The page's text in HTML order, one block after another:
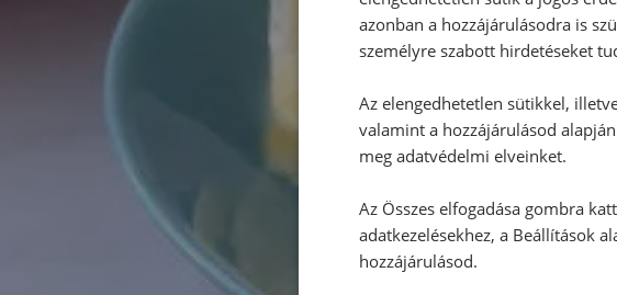
azonban a hozzájárulásodra is
személyre szabott hirdetéseket
Az elengedhetetlen sütikkel,
valamint a hozzájárulásod
meg adatvédelmi elveinket.
Az Összes elfogadása gombra
adatkezelésekhez, a Beállítások
hozzájárulásod.